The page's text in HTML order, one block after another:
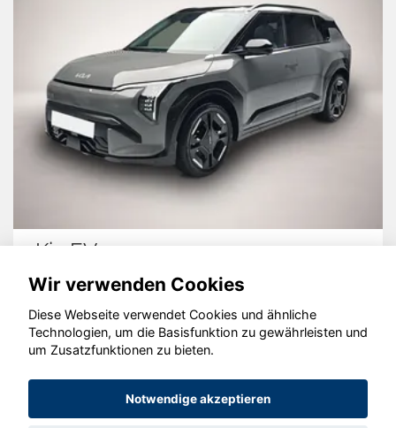
Kia EV3
© konjunkturmotor.de GmbH 2020 - 2026
Wir verwenden Cookies
Diese Webseite verwendet Cookies und ähnliche
Technologien, um die Basisfunktion zu gewährleisten und
um Zusatzfunktionen zu bieten.
Notwendige akzeptieren